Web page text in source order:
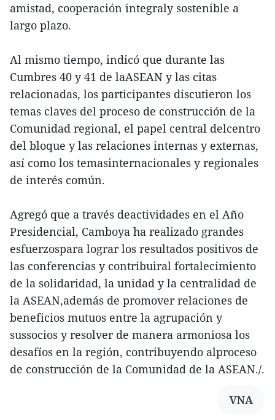
amistad, cooperación integraly sostenible a
largo plazo.
Al mismo tiempo, indicó que durante las
Cumbres 40 y 41 de laASEAN y las citas
relacionadas, los participantes discutieron los
temas claves del proceso de construcción de la
Comunidad regional, el papel central delcentro
del bloque y las relaciones internas y externas,
así como los temasinternacionales y regionales
de interés común.
Agregó que a través deactividades en el Año
Presidencial, Camboya ha realizado grandes
esfuerzospara lograr los resultados positivos de
las conferencias y contribuiral fortalecimiento
de la solidaridad, la unidad y la centralidad de
la ASEAN,además de promover relaciones de
beneficios mutuos entre la agrupación y
sussocios y resolver de manera armoniosa los
desafíos en la región, contribuyendo alproceso
de construcción de la Comunidad de la ASEAN./.
VNA